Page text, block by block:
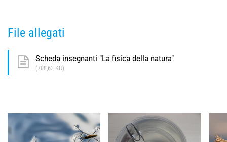
File allegati
Scheda insegnanti "La fisica della natura"
(708,63 KB)